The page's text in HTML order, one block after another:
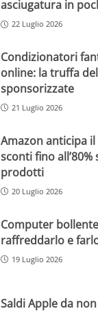
asciugatura in
22 Luglio 2026
Condizionatori
online: la truffa
sponsorizzate
21 Luglio 2026
Amazon anticipa il
sconti fino
prodotti
20 Luglio 2026
Computer
raffreddarlo e
19 Luglio 2026
Saldi Apple da